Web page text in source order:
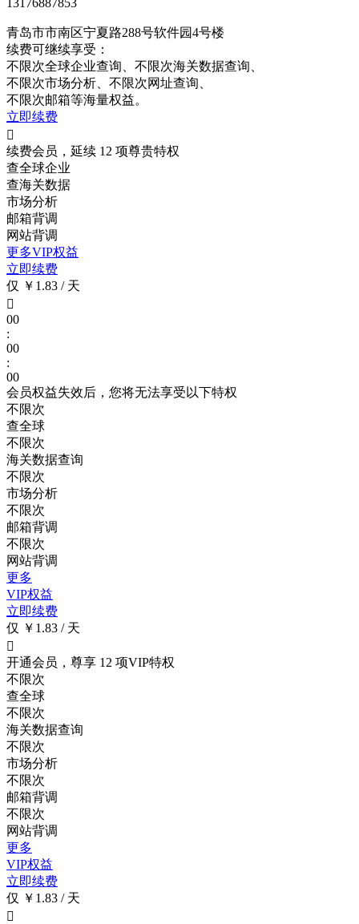
13176887853
青岛市市南区宁夏路288号软件园4号楼
续费可继续享受：
不限次全球企业查询、 不限次海关数据查询、
不限次市场分析、 不限次网址查询、
不限次邮箱等海量权益。
立即续费

续费会员，延续 12 项尊贵特权
查全球企业
查海关数据
市场分析
邮箱背调
网站背调
更多VIP权益
立即续费
仅 ￥1.83 / 天

00
:
00
:
00
会员权益失效后，您将无法享受以下特权
不限次
查全球
不限次
海关数据查询
不限次
市场分析
不限次
邮箱背调
不限次
网站背调
更多
VIP权益
立即续费
仅 ￥1.83 / 天

开通会员，尊享 12 项VIP特权
不限次
查全球
不限次
海关数据查询
不限次
市场分析
不限次
邮箱背调
不限次
网站背调
更多
VIP权益
立即续费
仅 ￥1.83 / 天
